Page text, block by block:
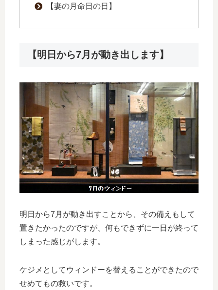
【妻の月命日の日】
【明日から7月が動き出します】
明日から7月が動き出すことから、その備えもして
置きたかったのですが、何もできずに一日が終って
しまった感じがします。
ケジメとしてウィンドーを替えることができたので
せめてもの救いです。